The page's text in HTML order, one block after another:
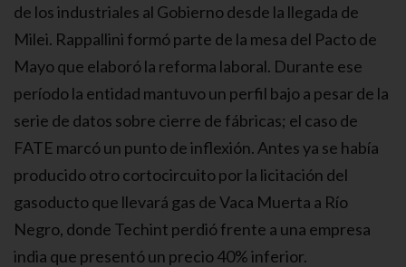
de los industriales al Gobierno desde la llegada de
Milei. Rappallini formó parte de la mesa del Pacto de
Mayo que elaboró la reforma laboral. Durante ese
período la entidad mantuvo un perfil bajo a pesar de la
serie de datos sobre cierre de fábricas; el caso de
FATE marcó un punto de inflexión. Antes ya se había
producido otro cortocircuito por la licitación del
gasoducto que llevará gas de Vaca Muerta a Río
Negro, donde Techint perdió frente a una empresa
india que presentó un precio 40% inferior.